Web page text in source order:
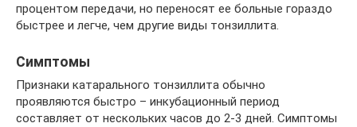
процентом передачи, но переносят ее больные гораздо
быстрее и легче, чем другие виды тонзиллита.
Симптомы
Признаки катарального тонзиллита обычно
проявляются быстро – инкубационный период
составляет от нескольких часов до 2-3 дней. Симптомы